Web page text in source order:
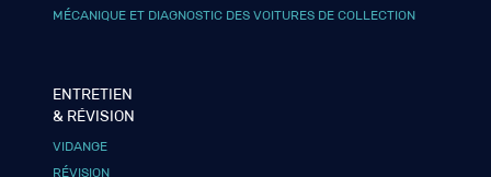
MÉCANIQUE ET DIAGNOSTIC DES VOITURES DE COLLECTION
ENTRETIEN
& RÉVISION
VIDANGE
RÉVISION